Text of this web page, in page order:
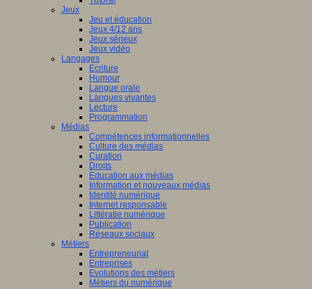
Jeux
Jeu et éducation
Jeux 4/12 ans
Jeux sérieux
Jeux vidéo
Langages
Ecriture
Humour
Langue orale
Langues vivantes
Lecture
Programmation
Médias
Compétences informationnelles
Culture des médias
Curation
Droits
Education aux médias
Information et nouveaux médias
Identité numérique
Internet responsable
Littératie numérique
Publication
Réseaux sociaux
Métiers
Entrepreneuriat
Entreprises
Evolutions des métiers
Métiers du numérique